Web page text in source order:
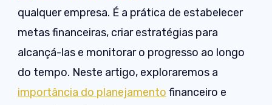
qualquer empresa. É a prática de estabelecer
metas financeiras, criar estratégias para
alcançá-las e monitorar o progresso ao longo
do tempo. Neste artigo, exploraremos a
importância do planejamento financeiro e